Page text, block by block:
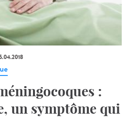
:
un symptôme qui